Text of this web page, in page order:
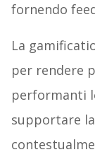
fornendo
La
per rendere
performanti
supportare